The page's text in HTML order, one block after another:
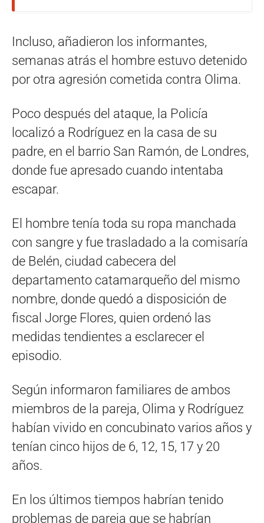
Incluso, añadieron los informantes,
semanas atrás el hombre estuvo detenido
por otra agresión cometida contra Olima.
Poco después del ataque, la Policía
localizó a Rodríguez en la casa de su
padre, en el barrio San Ramón, de Londres,
donde fue apresado cuando intentaba
escapar.
El hombre tenía toda su ropa manchada
con sangre y fue trasladado a la comisaría
de Belén, ciudad cabecera del
departamento catamarqueño del mismo
nombre, donde quedó a disposición de
fiscal Jorge Flores, quien ordenó las
medidas tendientes a esclarecer el
episodio.
Según informaron familiares de ambos
miembros de la pareja, Olima y Rodríguez
habían vivido en concubinato varios años y
tenían cinco hijos de 6, 12, 15, 17 y 20
años.
En los últimos tiempos habrían tenido
problemas de pareja que se habrían